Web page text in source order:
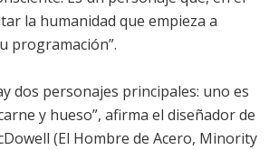
la humanidad que empieza a
programación”.
dos personajes principales: uno es
y hueso”, afirma el diseñador de
(El Hombre de Acero, Minority